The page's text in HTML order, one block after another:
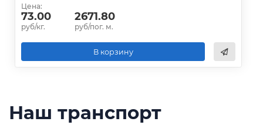
Цена:
73.00
руб/кг.
2671.80
руб/пог. м.
В корзину
Наш транспорт